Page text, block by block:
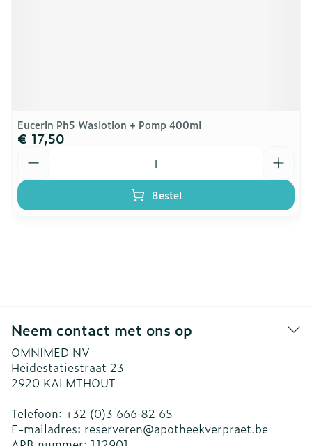
Eucerin Ph5 Waslotion + Pomp 400ml
€ 17,50
Bestel
Neem contact met ons op
OMNIMED NV
Heidestatiestraat 23
2920 KALMTHOUT
Telefoon: +32 (0)3 666 82 65
E-mailadres: reserveren@apotheekverpraet.be